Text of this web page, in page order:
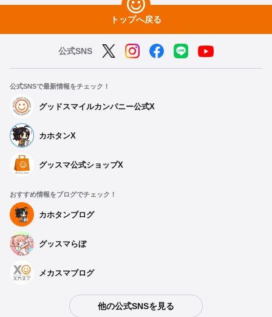
トップへ戻る
公式SNS
公式SNSで最新情報をチェック！
グッドスマイルカンパニー公式X
カホタンX
グッスマ公式ショップX
おすすめ情報をブログでチェック！
カホタンブログ
グッスマらぼ
メカスマブログ
他の公式SNSを見る